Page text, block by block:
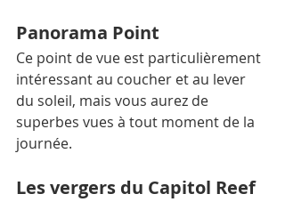
Panorama Point
Ce point de vue est particulièrement
intéressant au coucher et au lever
du soleil, mais vous aurez de
superbes vues à tout moment de la
journée.
Les vergers du Capitol Reef